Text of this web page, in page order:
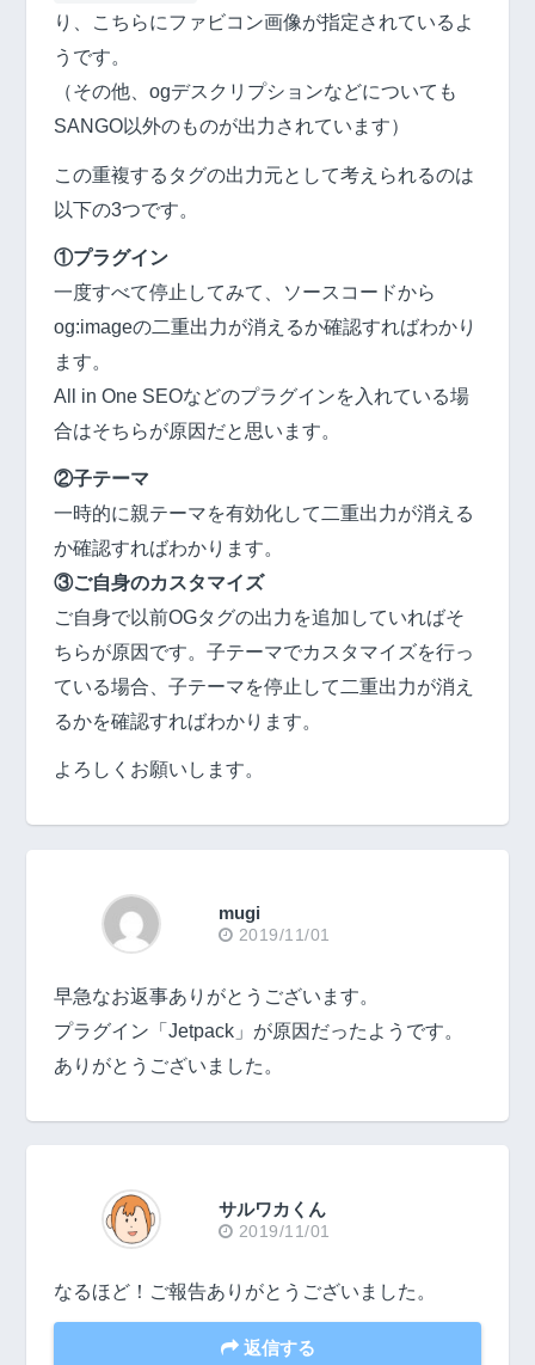
り、こちらにファビコン画像が指定されているよ
うです。
（その他、ogデスクリプションなどについても
SANGO以外のものが出力されています）
この重複するタグの出力元として考えられるのは
以下の3つです。
①プラグイン
一度すべて停止してみて、ソースコードから
og:imageの二重出力が消えるか確認すればわかり
ます。
All in One SEOなどのプラグインを入れている場
合はそちらが原因だと思います。
②子テーマ
一時的に親テーマを有効化して二重出力が消える
か確認すればわかります。
③ご自身のカスタマイズ
ご自身で以前OGタグの出力を追加していればそ
ちらが原因です。子テーマでカスタマイズを行っ
ている場合、子テーマを停止して二重出力が消え
るかを確認すればわかります。
よろしくお願いします。
mugi
2019/11/01
早急なお返事ありがとうございます。
プラグイン「Jetpack」が原因だったようです。
ありがとうございました。
サルワカくん
2019/11/01
なるほど！ご報告ありがとうございました。
返信する